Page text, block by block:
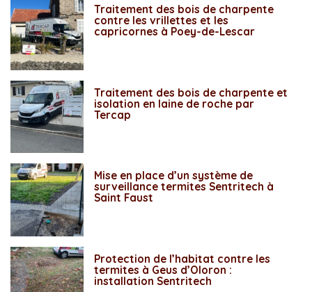
Traitement des bois de charpente
contre les vrillettes et les
capricornes à Poey-de-Lescar
Traitement des bois de charpente et
isolation en laine de roche par
Tercap
Mise en place d’un système de
surveillance termites Sentritech à
Saint Faust
Protection de l’habitat contre les
termites à Geus d’Oloron :
installation Sentritech